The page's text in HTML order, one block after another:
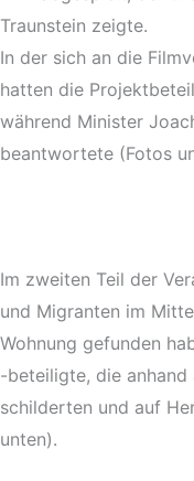
Traunstein zeigte.
In der sich an die
hatten die
während Minister
beantwortete (Fotos
Im zweiten Teil der
und Migranten im
Wohnung gefunden
-beteiligte, die anhand
schilderten und auf
unten).